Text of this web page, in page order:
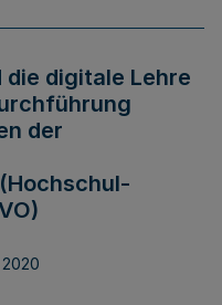
digitale Lehre
der